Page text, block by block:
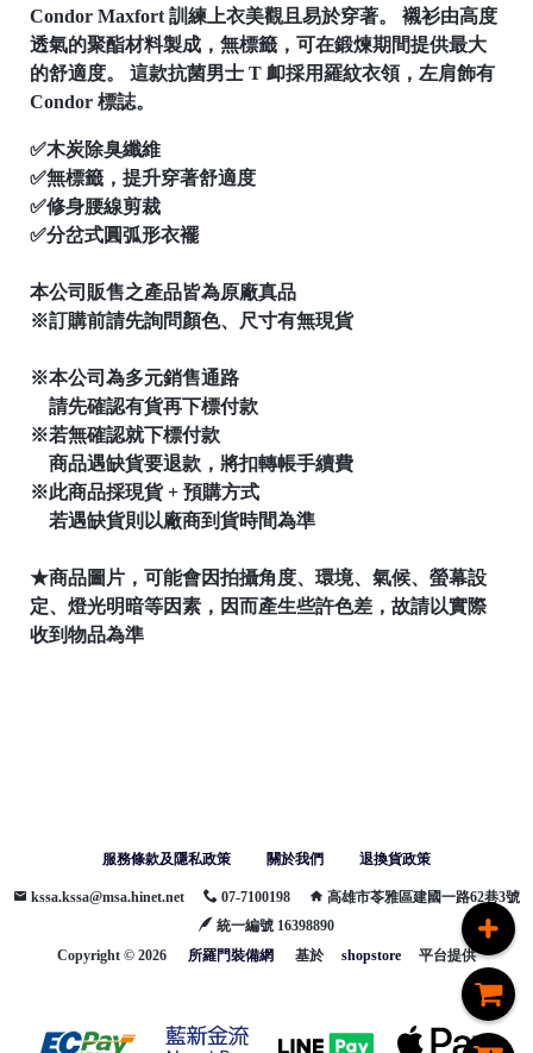
Condor Maxfort 訓練上衣美觀且易於穿著。 襯衫由高度
透氣的聚酯材料製成，無標籤，可在鍛煉期間提供最大
的舒適度。 這款抗菌男士 T 卹採用羅紋衣領，左肩飾有
Condor 標誌。
✅木炭除臭纖維
✅無標籤，提升穿著舒適度
✅修身腰線剪裁
✅分岔式圓弧形衣襬
本公司販售之產品皆為原廠真品
※訂購前請先詢問顏色、尺寸有無現貨
※本公司為多元銷售通路
請先確認有貨再下標付款
※若無確認就下標付款
商品遇缺貨要退款，將扣轉帳手續費
※此商品採現貨 + 預購方式
若遇缺貨則以廠商到貨時間為準
★商品圖片，可能會因拍攝角度、環境、氣候、螢幕設
定、燈光明暗等因素，因而產生些許色差，故請以實際
收到物品為準
服務條款及隱私政策 關於我們 退換貨政策
kssa.kssa@msa.hinet.net 07-7100198
高雄市苓雅區建國一路62巷3號
統一編號 16398890
Copyright © 2026 所羅門裝備網 基於 shopstore 平台提供